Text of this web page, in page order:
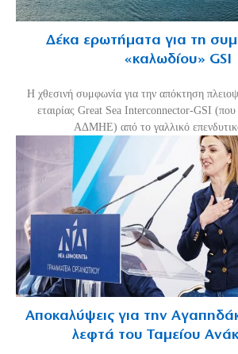
Δέκα ερωτήματα για τη
«καλωδίου» GSI
Η χθεσινή συμφωνία για την απόκτηση
εταιρίας Great Sea Interconnector-GSI
ΑΔΜΗΕ) από το γαλλικό
Αποκαλύψεις για την
λεφτά του Ταμείου